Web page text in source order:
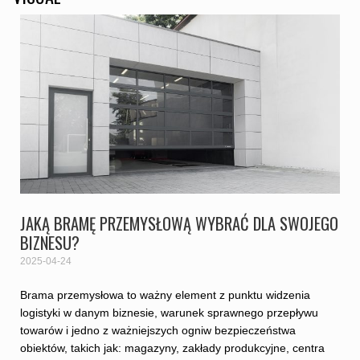
JAKĄ BRAMĘ PRZEMYSŁOWĄ WYBRAĆ DLA SWOJEGO
BIZNESU?
2025-04-24
Brama przemysłowa to ważny element z punktu widzenia
logistyki w danym biznesie, warunek sprawnego przepływu
towarów i jedno z ważniejszych ogniw bezpieczeństwa
obiektów, takich jak: magazyny, zakłady produkcyjne, centra